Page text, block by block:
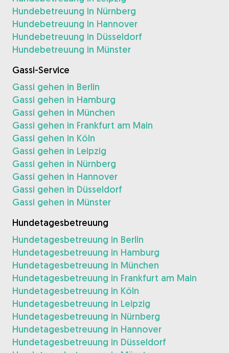
Hundebetreuung in Nürnberg
Hundebetreuung in Hannover
Hundebetreuung in Düsseldorf
Hundebetreuung in Münster
Gassi-Service
Gassi gehen in Berlin
Gassi gehen in Hamburg
Gassi gehen in München
Gassi gehen in Frankfurt am Main
Gassi gehen in Köln
Gassi gehen in Leipzig
Gassi gehen in Nürnberg
Gassi gehen in Hannover
Gassi gehen in Düsseldorf
Gassi gehen in Münster
Hundetagesbetreuung
Hundetagesbetreuung in Berlin
Hundetagesbetreuung in Hamburg
Hundetagesbetreuung in München
Hundetagesbetreuung in Frankfurt am Main
Hundetagesbetreuung in Köln
Hundetagesbetreuung in Leipzig
Hundetagesbetreuung in Nürnberg
Hundetagesbetreuung in Hannover
Hundetagesbetreuung in Düsseldorf